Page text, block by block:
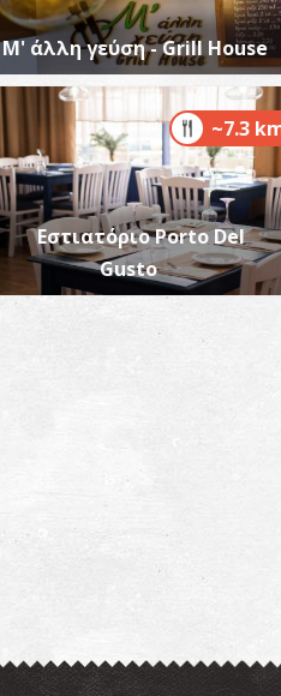
Μ' άλλη γεύση - Grill House
~7.3
Εστιατόριο Porto Del
Gusto